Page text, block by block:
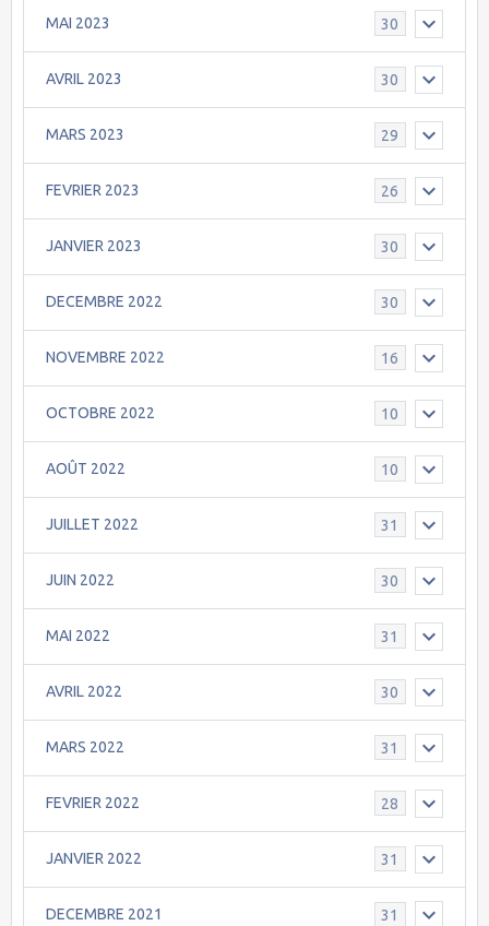
MAI 2023 30
AVRIL 2023 30
MARS 2023 29
FEVRIER 2023 26
JANVIER 2023 30
DECEMBRE 2022 30
NOVEMBRE 2022 16
OCTOBRE 2022 10
AOÛT 2022 10
JUILLET 2022 31
JUIN 2022 30
MAI 2022 31
AVRIL 2022 30
MARS 2022 31
FEVRIER 2022 28
JANVIER 2022 31
DECEMBRE 2021 31